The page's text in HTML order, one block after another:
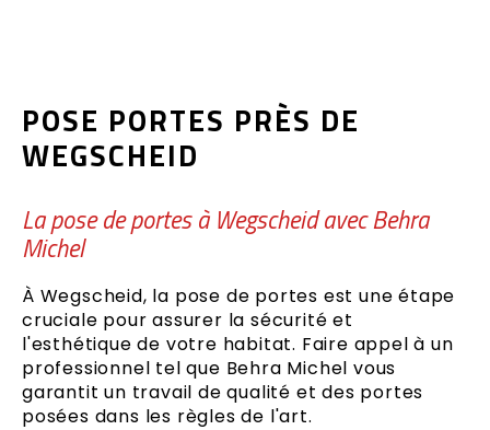
POSE PORTES PRÈS DE
WEGSCHEID
La pose de portes à Wegscheid avec Behra
Michel
À Wegscheid, la pose de portes est une étape
cruciale pour assurer la sécurité et
l'esthétique de votre habitat. Faire appel à un
professionnel tel que Behra Michel vous
garantit un travail de qualité et des portes
posées dans les règles de l'art.